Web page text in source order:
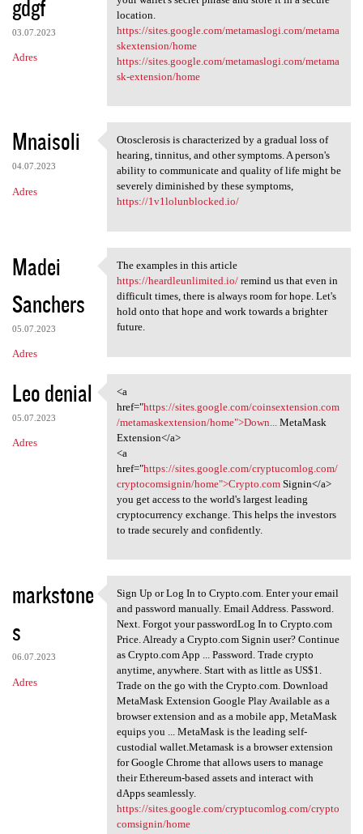
gdgf
03.07.2023
Adres
location.
https://sites.google.com/metamaslogi.com/metama
skextension/home
https://sites.google.com/metamaslogi.com/metama
sk-extension/home
Mnaisoli
04.07.2023
Adres
Otosclerosis is characterized
Otosclerosis is characterized by a gradual loss of
hearing, tinnitus, and other symptoms. A person's
ability to communicate and quality of life might be
severely diminished by these symptoms,
https://1v1lolunblocked.io/
Madei
Sanchers
05.07.2023
Adres
The examples in this article
The examples in this article
https://heardleunlimited.io/remind us that even in
difficult times, there is always room for hope. Let's
hold onto that hope and work towards a brighter
future.
Leo denial
05.07.2023
Adres
<a href="https://sites.google
<a
href="https://sites.google.com/coinsextension.com
/metamaskextension/home">Down...
MetaMask
Extension</a>
<a
href="https://sites.google.com/cryptucomlog.com/
cryptocomsignin/home">Crypto.comSignin</a>
you get access to the world's largest leading
cryptocurrency exchange. This helps the investors
to trade securely and confidently.
markstone
s
06.07.2023
Adres
Sign Up or Log In to Crypto
Sign Up or Log In to Crypto.com. Enter your email
and password manually. Email Address. Password.
Next. Forgot your passwordLog In to Crypto.com
Price. Already a Crypto.com Signin user? Continue
as Crypto.com App ... Password. Trade crypto
anytime, anywhere. Start with as little as US$1.
Trade on the go with the Crypto.com. Download
MetaMask Extension Google Play Available as a
browser extension and as a mobile app, MetaMask
equips you ... MetaMask is the leading self-
custodial wallet.Metamask is a browser extension
for Google Chrome that allows users to manage
their Ethereum-based assets and interact with
dApps seamlessly.
https://sites.google.com/cryptucomlog.com/crypto
comsignin/home